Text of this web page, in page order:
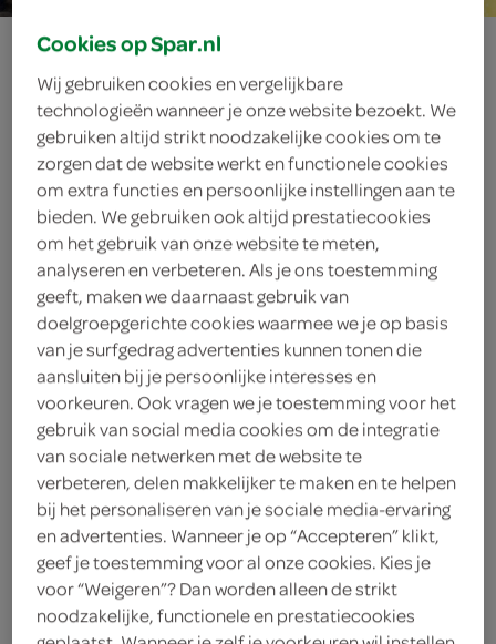
entrecote met
oregano en
rozemarijn
ingrediënten
75 milliliter droge witte wijn
2 eetlepels olijfolie
1 eetlepel zachte boter
1 theelepel gedroogde rozemarijn
1 eetlepel gedroogde oregano
grof zeezout
Cookies op Spar.nl
Wij gebruiken cookies en vergelijkbare
technologieën wanneer je onze website bezoekt. We
gebruiken altijd strikt noodzakelijke cookies om te
zorgen dat de website werkt en functionele cookies
om extra functies en persoonlijke instellingen aan te
bieden. We gebruiken ook altijd prestatiecookies
om het gebruik van onze website te meten,
analyseren en verbeteren. Als je ons toestemming
geeft, maken we daarnaast gebruik van
doelgroepgerichte cookies waarmee we je op basis
van je surfgedrag advertenties kunnen tonen die
aansluiten bij je persoonlijke interesses en
voorkeuren. Ook vragen we je toestemming voor het
gebruik van social media cookies om de integratie
van sociale netwerken met de website te
verbeteren, delen makkelijker te maken en te helpen
bij het personaliseren van je sociale media-ervaring
en advertenties. Wanneer je op “Accepteren” klikt,
geef je toestemming voor al onze cookies. Kies je
voor “Weigeren”? Dan worden alleen de strikt
noodzakelijke, functionele en prestatiecookies